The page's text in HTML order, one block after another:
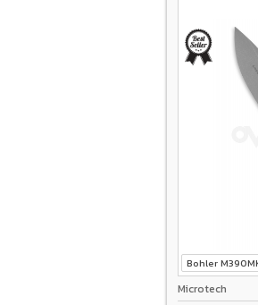
Bohler
Microtech